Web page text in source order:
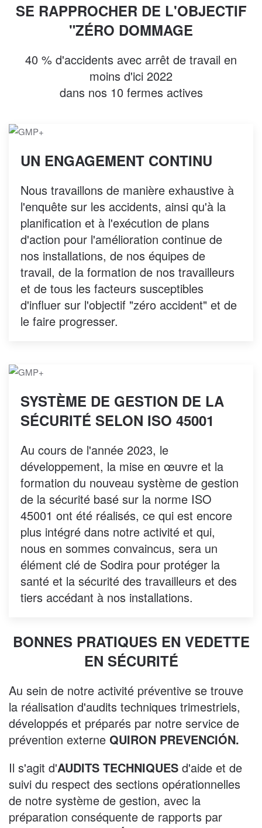
SE RAPPROCHER DE L'OBJECTIF
"ZÉRO DOMMAGE
40 % d'accidents avec arrêt de travail en
moins d'ici 2022
dans nos 10 fermes actives
UN ENGAGEMENT CONTINU
Nous travaillons de manière exhaustive à
l'enquête sur les accidents, ainsi qu'à la
planification et à l'exécution de plans
d'action pour l'amélioration continue de
nos installations, de nos équipes de
travail, de la formation de nos travailleurs
et de tous les facteurs susceptibles
d'influer sur l'objectif "zéro accident" et de
le faire progresser.
SYSTÈME DE GESTION DE LA
SÉCURITÉ SELON ISO 45001
Au cours de l'année 2023, le
développement, la mise en œuvre et la
formation du nouveau système de gestion
de la sécurité basé sur la norme ISO
45001 ont été réalisés, ce qui est encore
plus intégré dans notre activité et qui,
nous en sommes convaincus, sera un
élément clé de Sodira pour protéger la
santé et la sécurité des travailleurs et des
tiers accédant à nos installations.
BONNES PRATIQUES EN VEDETTE
EN SÉCURITÉ
Au sein de notre activité préventive se trouve
la réalisation d'audits techniques trimestriels,
développés et préparés par notre service de
prévention externe QUIRON PREVENCIÓN.
Il s'agit d'AUDITS TECHNIQUES d'aide et de
suivi du respect des sections opérationnelles
de notre système de gestion, avec la
préparation conséquente de rapports par